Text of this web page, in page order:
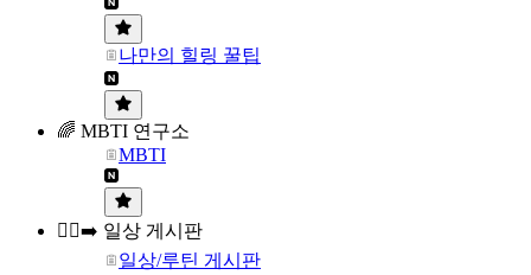
나만의 힐링 꿀팁
🌈 MBTI 연구소
MBTI
🏃‍♀️‍➡️ 일상 게시판
일상/루틴 게시판